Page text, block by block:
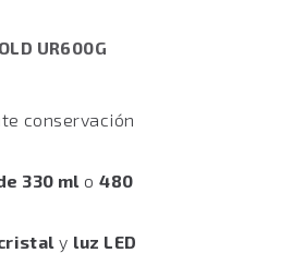
UR600G
conservación
330 ml o480
y luz LED